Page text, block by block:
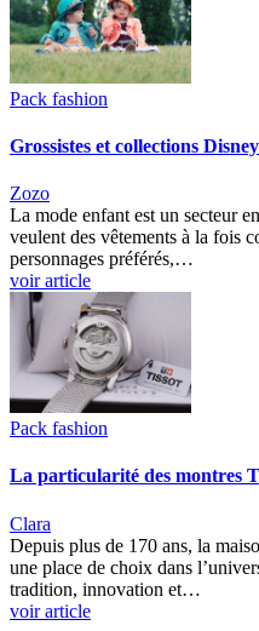
Pack fashion
Grossistes et collections
Zozo
La mode enfant est un secteur
veulent des vêtements à la fois
personnages préférés,…
voir article
Pack fashion
La particularité des montres
Clara
Depuis plus de 170 ans, la
une place de choix dans
tradition, innovation et…
voir article